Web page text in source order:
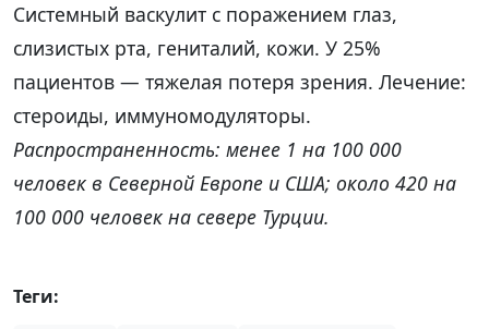
Системный васкулит с поражением глаз,
слизистых рта, гениталий, кожи. У 25%
пациентов — тяжелая потеря зрения. Лечение:
стероиды, иммуномодуляторы.
Распространенность: менее 1 на 100 000
человек в Северной Европе и США; около 420 на
100 000 человек на севере Турции.
Теги: